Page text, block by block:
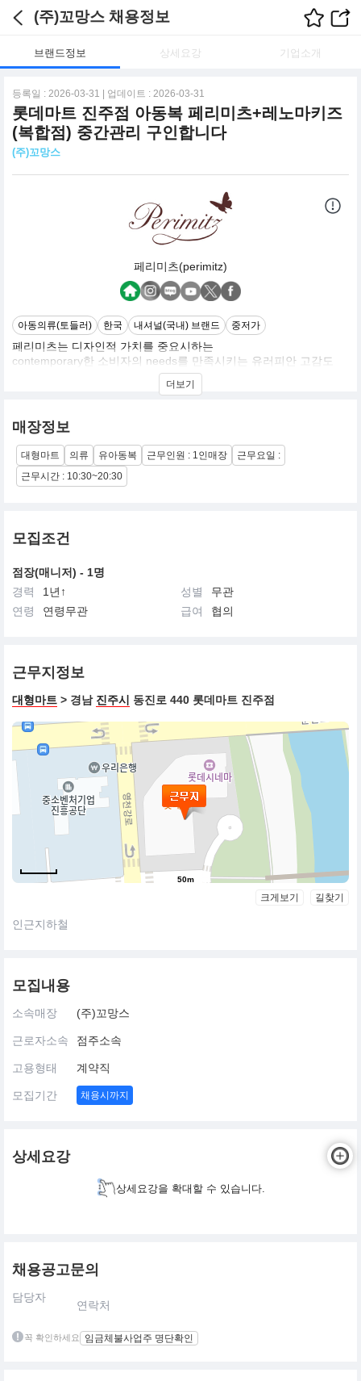
(주)꼬망스 채용정보
브랜드정보 상세요강 기업소개
등록일 : 2026-03-31 | 업데이트 : 2026-03-31
롯데마트 진주점 아동복 페리미츠+레노마키즈
(복합점) 중간관리 구인합니다
(주)꼬망스
페리미츠(perimitz)
아동의류(토들러) 한국 내셔널(국내) 브랜드 중저가
페리미츠는 디자인적 가치를 중요시하는
contemporary한 소비자의 needs를 만족시키는 유러피안 고감도
스러운 스타일
- modern feminine 컨셉을 traditional한 style 로 현대에 맞게 재해석
- vintage image를 soft style로 표현
더보기
매장정보
대형마트 의류 유아동복 근무인원 : 1인매장
근무요일 :
근무시간 : 10:30~20:30
모집조건
점장(매니저) - 1명
경력
1년↑ 성별
무관
연령
연령무관 급여 협의
근무지정보
대형마트 > 경남 진주시 동진로 440 롯데마트 진주점
50m
크게보기 길찾기
인근지하철
모집내용
소속매장 (주)꼬망스
근로자소속 점주소속
고용형태 계약직
모집기간 채용시까지
상세요강
상세요강을 확대할 수 있습니다.
채용공고문의
담당자
연락처
꼭 확인하세요 임금체불사업주 명단확인